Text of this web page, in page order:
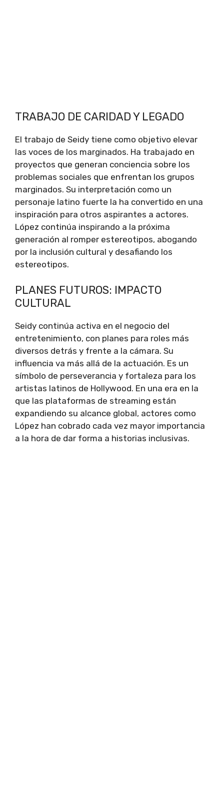
TRABAJO DE CARIDAD Y LEGADO
El trabajo de Seidy tiene como objetivo elevar
las voces de los marginados. Ha trabajado en
proyectos que generan conciencia sobre los
problemas sociales que enfrentan los grupos
marginados. Su interpretación como un
personaje latino fuerte la ha convertido en una
inspiración para otros aspirantes a actores.
López continúa inspirando a la próxima
generación al romper estereotipos, abogando
por la inclusión cultural y desafiando los
estereotipos.
PLANES FUTUROS: IMPACTO
CULTURAL
Seidy continúa activa en el negocio del
entretenimiento, con planes para roles más
diversos detrás y frente a la cámara. Su
influencia va más allá de la actuación. Es un
símbolo de perseverancia y fortaleza para los
artistas latinos de Hollywood. En una era en la
que las plataformas de streaming están
expandiendo su alcance global, actores como
López han cobrado cada vez mayor importancia
a la hora de dar forma a historias inclusivas.